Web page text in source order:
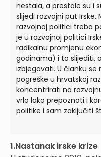
nestala, a prestale su i
slijedi razvojni put Irske.
razvojnoj politici treba
je u razvojnoj politici
radikalnu promjenu
godinama) i to slijediti,
izbjegavati. U članku
pogreške u hrvatskoj
koncentrirati na
vrlo lako prepoznati i
politike i sam zaključiti
1.Nastanak irske krize